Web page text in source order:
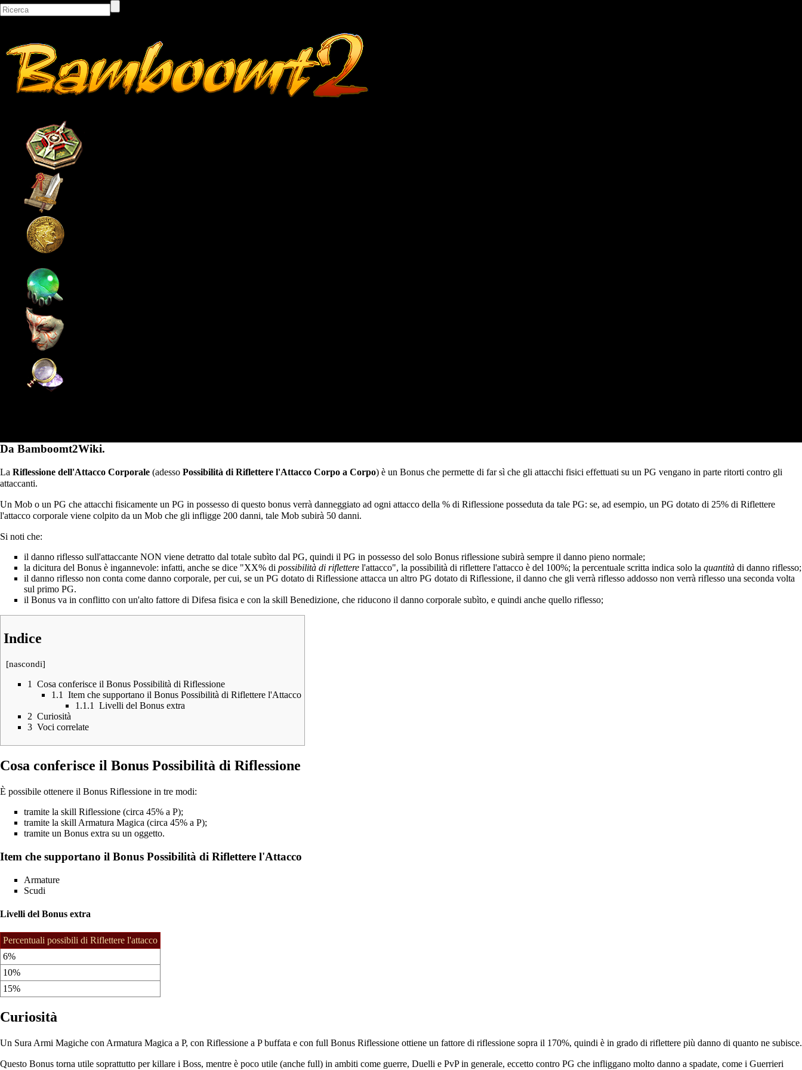
Da Bamboomt2Wiki.
La Riflessione dell'Attacco Corporale (adesso Possibilità di Riflettere l'Attacco Corpo a Corpo) è un Bonus che permette di far sì che gli attacchi fisici effettuati su un PG vengano in parte ritorti contro gli
attaccanti.
Un Mob o un PG che attacchi fisicamente un PG in possesso di questo bonus verrà danneggiato ad ogni attacco della % di Riflessione posseduta da tale PG: se, ad esempio, un PG dotato di 25% di Riflettere
l'attacco corporale viene colpito da un Mob che gli infligge 200 danni, tale Mob subirà 50 danni.
Si noti che:
il danno riflesso sull'attaccante NON viene detratto dal totale subìto dal PG, quindi il PG in possesso del solo Bonus riflessione subirà sempre il danno pieno normale;
la dicitura del Bonus è ingannevole: infatti, anche se dice "XX% di possibilità di riflettere l'attacco", la possibilità di riflettere l'attacco è del 100%; la percentuale scritta indica solo la quantità di danno riflesso;
il danno riflesso non conta come danno corporale, per cui, se un PG dotato di Riflessione attacca un altro PG dotato di Riflessione, il danno che gli verrà riflesso addosso non verrà riflesso una seconda volta
sul primo PG.
il Bonus va in conflitto con un'alto fattore di Difesa fisica e con la skill Benedizione, che riducono il danno corporale subìto, e quindi anche quello riflesso;
Indice
[nascondi]
1
Cosa conferisce il Bonus Possibilità di Riflessione
1.1
Item che supportano il Bonus Possibilità di Riflettere l'Attacco
1.1.1
Livelli del Bonus extra
2 Curiosità
3 Voci correlate
Cosa conferisce il Bonus Possibilità di Riflessione
È possibile ottenere il Bonus Riflessione in tre modi:
tramite la skill Riflessione (circa 45% a P);
tramite la skill Armatura Magica (circa 45% a P);
tramite un Bonus extra su un oggetto.
Item che supportano il Bonus Possibilità di Riflettere l'Attacco
Armature
Scudi
Livelli del Bonus extra
Percentuali possibili di Riflettere l'attacco
6%
10%
15%
Curiosità
Un Sura Armi Magiche con Armatura Magica a P, con Riflessione a P buffata e con full Bonus Riflessione ottiene un fattore di riflessione sopra il 170%, quindi è in grado di riflettere più danno di quanto ne subisce.
Questo Bonus torna utile soprattutto per killare i Boss, mentre è poco utile (anche full) in ambiti come guerre, Duelli e PvP in generale, eccetto contro PG che infliggano molto danno a spadate, come i Guerrieri